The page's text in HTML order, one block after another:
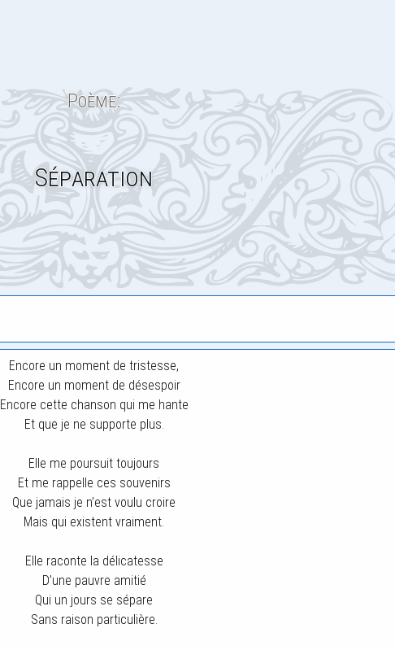
Poème:
Séparation
Encore un moment de tristesse,
Encore un moment de désespoir
Encore cette chanson qui me hante
Et que je ne supporte plus.
Elle me poursuit toujours
Et me rappelle ces souvenirs
Que jamais je n’est voulu croire
Mais qui existent vraiment.
Elle raconte la délicatesse
D’une pauvre amitié
Qui un jours se sépare
Sans raison particulière.